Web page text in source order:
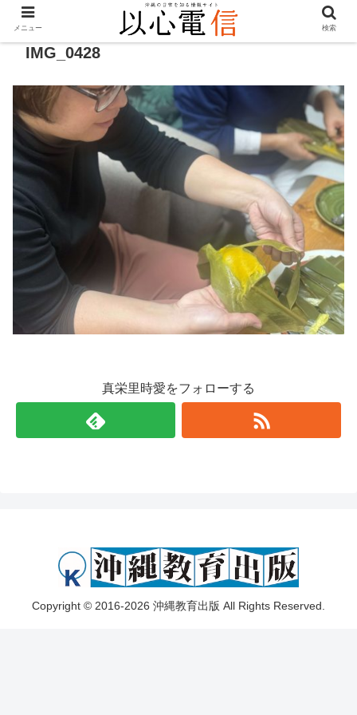
IMG_0428
真栄里時愛をフォローする
Copyright © 2016-2026 沖縄教育出版 All Rights Reserved.
メニュー 検索